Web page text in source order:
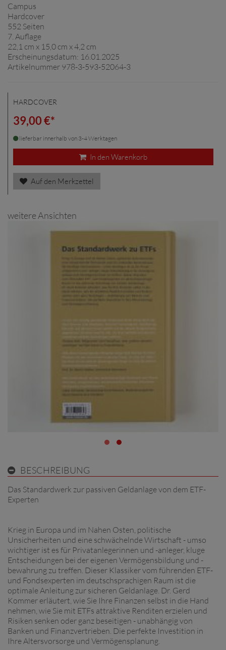
Campus
Hardcover
552 Seiten
7. Auflage
22,1 cm x 15,0 cm x 4,2 cm
Erscheinungsdatum: 16.01.2025
Artikelnummer 978-3-593-52064-3
HARDCOVER
39,00 €*
lieferbar innerhalb von 3-4 Werktagen
In den Warenkorb
Auf den Merkzettel
weitere Ansichten
BESCHREIBUNG
Das Standardwerk zur passiven Geldanlage von dem ETF-
Experten
Krieg in Europa und im Nahen Osten, politische
Unsicherheiten und eine schwächelnde Wirtschaft - umso
wichtiger ist es für Privatanlegerinnen und -anleger, kluge
Entscheidungen bei der eigenen Vermögensbildung und -
bewahrung zu treffen. Dieser Klassiker vom führenden ETF-
und Fondsexperten im deutschsprachigen Raum ist die
optimale Anleitung zur sicheren Geldanlage. Dr. Gerd
Kommer erläutert, wie Sie Ihre Finanzen selbst in die Hand
nehmen, wie Sie mit ETFs attraktive Renditen erzielen und
Risiken senken oder ganz beseitigen - unabhängig von
Banken und Finanzvertrieben. Die perfekte Investition in
Ihre Altersvorsorge und Vermögensplanung.